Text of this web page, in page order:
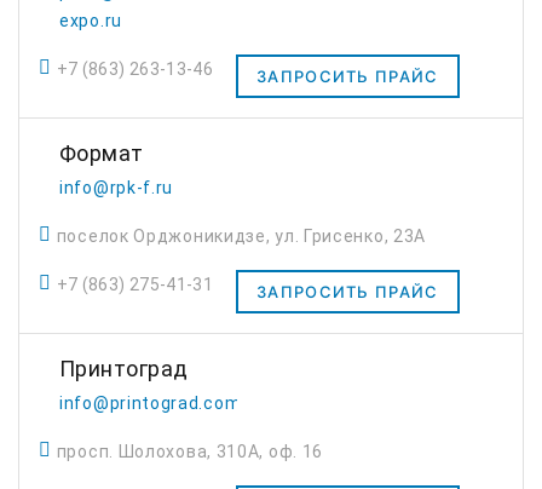
expo.ru
+7 (863) 263-13-46 ЗАПРОСИТЬ ПРАЙС
Формат
info@rpk-f.ru
поселок Орджоникидзе, ул. Грисенко, 23А
+7 (863) 275-41-31 ЗАПРОСИТЬ ПРАЙС
Принтоград
info@printograd.com
просп. Шолохова, 310А, оф. 16